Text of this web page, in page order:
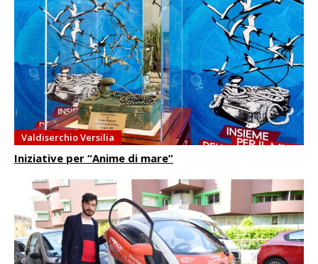
Valdiserchio Versilia
Iniziative per “Anime di mare”